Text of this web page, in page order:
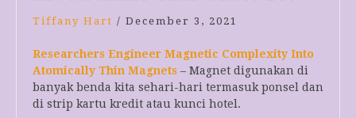
Tiffany Hart / December 3, 2021
Researchers Engineer Magnetic Complexity Into
Atomically Thin Magnets – Magnet digunakan di
banyak benda kita sehari-hari termasuk ponsel dan
di strip kartu kredit atau kunci hotel.